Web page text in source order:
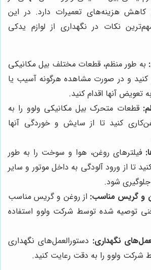
هزینه‌های تعمیرات دارد. در این
نکات در نگهداری از لوازم یدکی
به طور منظم، قطعات مختلف بیل مکانیکی
کنید و در صورت مشاهده هرگونه آسیب یا
آنها اقدام کنید.
قطعات متحرک بیل مکانیکی ولوو را به
کنید تا از سایش و خوردگی آنها
فیلترهای روغن، هوا و سوخت را به طور
تا از ورود آلودگی به داخل موتور و سایر
شود.
و گریس مناسب: از روغن و گریس مناسب
توصیه شده توسط شرکت ولوو استفاده
نگهداری: دستورالعمل‌های نگهداری
شرکت ولوو را به دقت رعایت کنید.